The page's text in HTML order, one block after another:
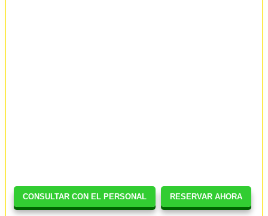
CONSULTAR CON EL PERSONAL RESERVAR AHORA